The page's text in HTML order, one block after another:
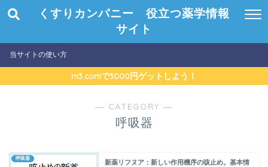
くすりカンパニー 役立つ薬学情報
サイト
当サイトの使い方
m3.comで3000円ゲットしよう！
― CATEGORY ―
呼吸器
呼吸器
新薬リフヌア：新しい作用機序の咳止め。基本情